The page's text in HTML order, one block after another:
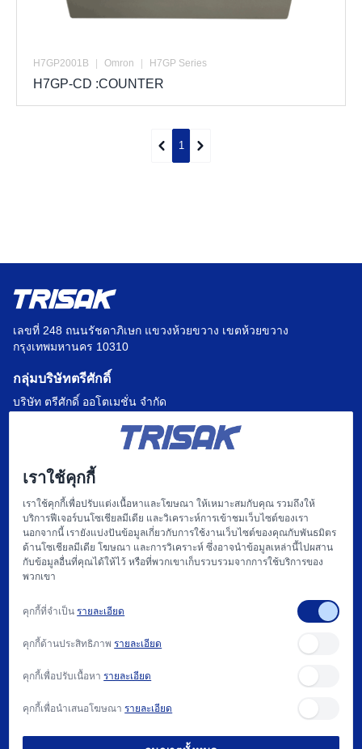
H7GP2001B Omron H7GP Series
H7GP-CD :COUNTER
1
เลขที่ 248 ถนนรัชดาภิเษก แขวงห้วยขวาง เขตห้วยขวาง
กรุงเทพมหานคร 10310
กลุ่มบริษัทตรีศักดิ์
บริษัท ตรีศักดิ์ ออโตเมชั่น จำกัด
บริษัท แฟคตอรี่ ออโตเมชั่น เซ็นเตอร์ จำกัด
บริษัท ไฮทรอน-ตรีศักดิ์ จำกัด
หน้าแรก
เกี่ยวกับเรา
สนับสนุน
ติดต่อเรา
วิธีการซื้อ และ นโยบาย
เราใช้คุกกี้
เราใช้คุกกี้เพื่อปรับแต่งเนื้อหาและโฆษณา ให้เหมาะสมกับคุณ รวมถึงให้
บริการฟีเจอร์บนโซเชียลมีเดีย และวิเคราะห์การเข้าชมเว็บไซต์ของเรา
นอกจากนี้ เรายังแบ่งปันข้อมูลเกี่ยวกับการใช้งานเว็บไซต์ของคุณกับพันธมิตร
ด้านโซเชียลมีเดีย โฆษณา และการวิเคราะห์ ซึ่งอาจนำข้อมูลเหล่านี้ไปผสาน
กับข้อมูลอื่นที่คุณได้ให้ไว้ หรือที่พวกเขาเก็บรวบรวมจากการใช้บริการของ
พวกเขา
คุกกี้ที่จำเป็นรายละเอียด
คุกกี้ด้านประสิทธิภาพรายละเอียด
คุกกี้เพื่อปรับเนื้อหารายละเอียด
คุกกี้เพื่อนำเสนอโฆษณารายละเอียด